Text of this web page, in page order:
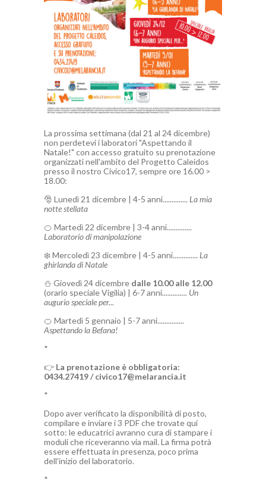
La prossima settimana (dal 21 al 24 dicembre)
non perdetevi i laboratori "Aspettando il
Natale!" con accesso gratuito su prenotazione
organizzati nell'ambito del Progetto Caleidos
presso il nostro Civico17, sempre ore 16.00 >
18.00:
🎅 Lunedì 21 dicembre | 4-5 anni.............. La mia
notte stellata
🍊 Martedì 22 dicembre | 3-4 anni..............
Laboratorio di manipolazione
❄️ Mercoledì 23 dicembre | 4-5 anni.............. La
ghirlanda di Natale
⛄️ Giovedì 24 dicembre dalle 10.00 alle 12.00
(orario speciale Vigilia) | 6-7 anni.............. Un
augurio speciale per...
🍊 Martedì 5 gennaio | 5-7 anni...............
Aspettando la Befana!
*
👉 La prenotazione è obbligatoria:
0434.27419 / civico17@melarancia.it
*
Dopo aver verificato la disponibilità di posto,
compilare e inviare i 3 PDF che trovate qui
sotto: le educatrici avranno cura di stampare i
moduli che riceveranno via mail. La firma potrà
essere effettuata in presenza, poco prima
dell'inizio del laboratorio.